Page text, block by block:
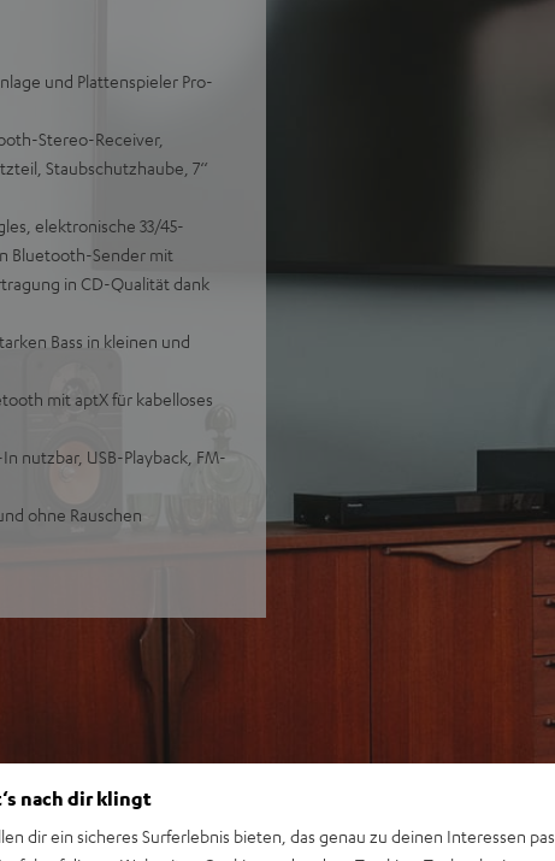
und Plattenspieler Pro-
Stereo-Receiver,
Staubschutzhaube, 7‘‘
elektronische 33/45-
Bluetooth-Sender mit
in CD-Qualität dank
Bass in kleinen und
mit aptX für kabelloses
nutzbar, USB-Playback, FM-
ohne Rauschen
nach dir klingt
dir ein sicheres Surferlebnis bieten, das genau zu deinen Interessen